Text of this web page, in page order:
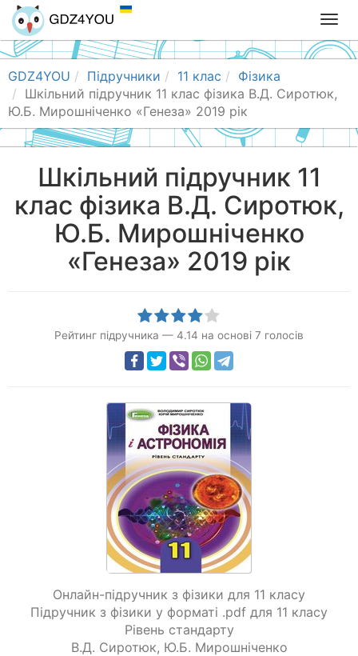
T
o
g
l
n
a
g
a
GDZ4YOU Підручники 11 клас
Фізика
Шкільний підручник 11 клас фізика В.Д. Сиротюк,
Ю.Б. Мирошніченко «Генеза» 2019 рік
Шкільний підручник 11
клас фізика В.Д. Сиротюк,
Ю.Б. Мирошніченко
«Генеза» 2019 рік
Рейтинг підручника — 4.14 на основі 7 голосів
Онлайн-підручник з фізики для 11 класу
Підручник з фізики у форматі .pdf для 11 класу
Рівень стандарту
В.Д. Сиротюк, Ю.Б. Мирошніченко